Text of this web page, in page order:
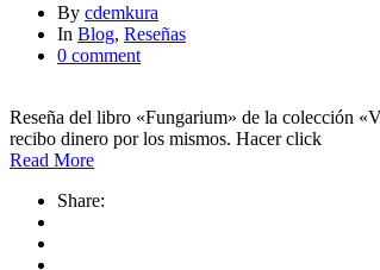
By cdemkura
In Blog, Reseñas
0 comment
Reseña del libro «Fungarium» de la colección
recibo dinero por los mismos. Hacer click
Read More
Share: